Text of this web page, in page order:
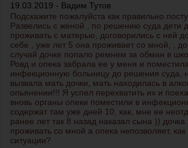
19.03.2019 - Вадим Тутов
Подскажите пожалуйста как правильно
Развелись с женой , по решению суда дети
проживать с матерью, договорились с ней
себе , уже лет 5 она проживает со мной, ,
случай дочке попало ремнем за обман в
Ровд и опека забрала ее у меня и
инфекционную больницу до решения суда,
вызвала мать дочки, мать находилась в
опьянении!!! Я успел перехватить их и
вновь органы опеки поместили в
содержат там уже дней 10, как, мне ее
ранее лет так 8 назад наказал сына )) дочка
проживать со мной а опека непозволяет,
ситуации?